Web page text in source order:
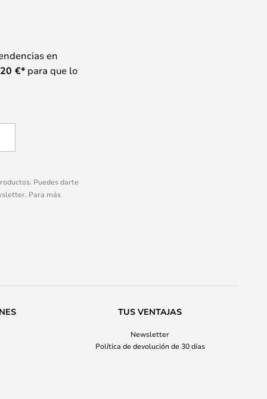
en
20 €*para que lo
Puedes darte
Para más
TUS VENTAJAS
Newsletter
Política de devolución de 30 días